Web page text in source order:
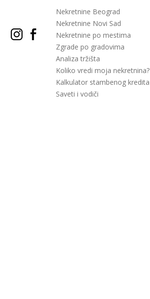
Nekretnine Beograd
Nekretnine Novi Sad
Nekretnine po mestima
Zgrade po gradovima
Analiza tržišta
Koliko vredi moja nekretnina?
Kalkulator stambenog kredita
Saveti i vodiči